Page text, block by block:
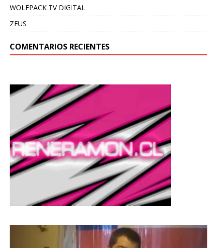
WOLFPACK TV DIGITAL
ZEUS
COMENTARIOS RECIENTES